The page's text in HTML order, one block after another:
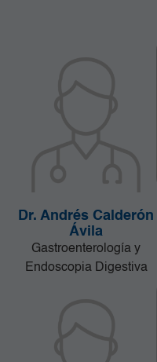
Dr. Andrés Calderón
Ávila
Gastroenterología y
Endoscopia Digestiva